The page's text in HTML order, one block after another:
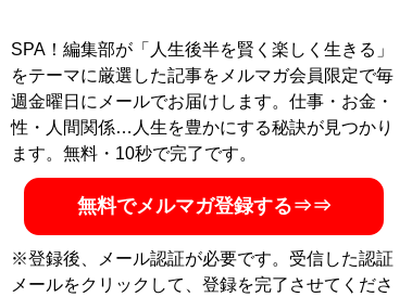
SPA！編集部が「人生後半を賢く楽しく生きる」
をテーマに厳選した記事をメルマガ会員限定で毎
週金曜日にメールでお届けします。仕事・お金・
性・人間関係…人生を豊かにする秘訣が見つかり
ます。無料・10秒で完了です。
無料でメルマガ登録する⇒⇒
※登録後、メール認証が必要です。受信した認証
メールをクリックして、登録を完了させてくださ